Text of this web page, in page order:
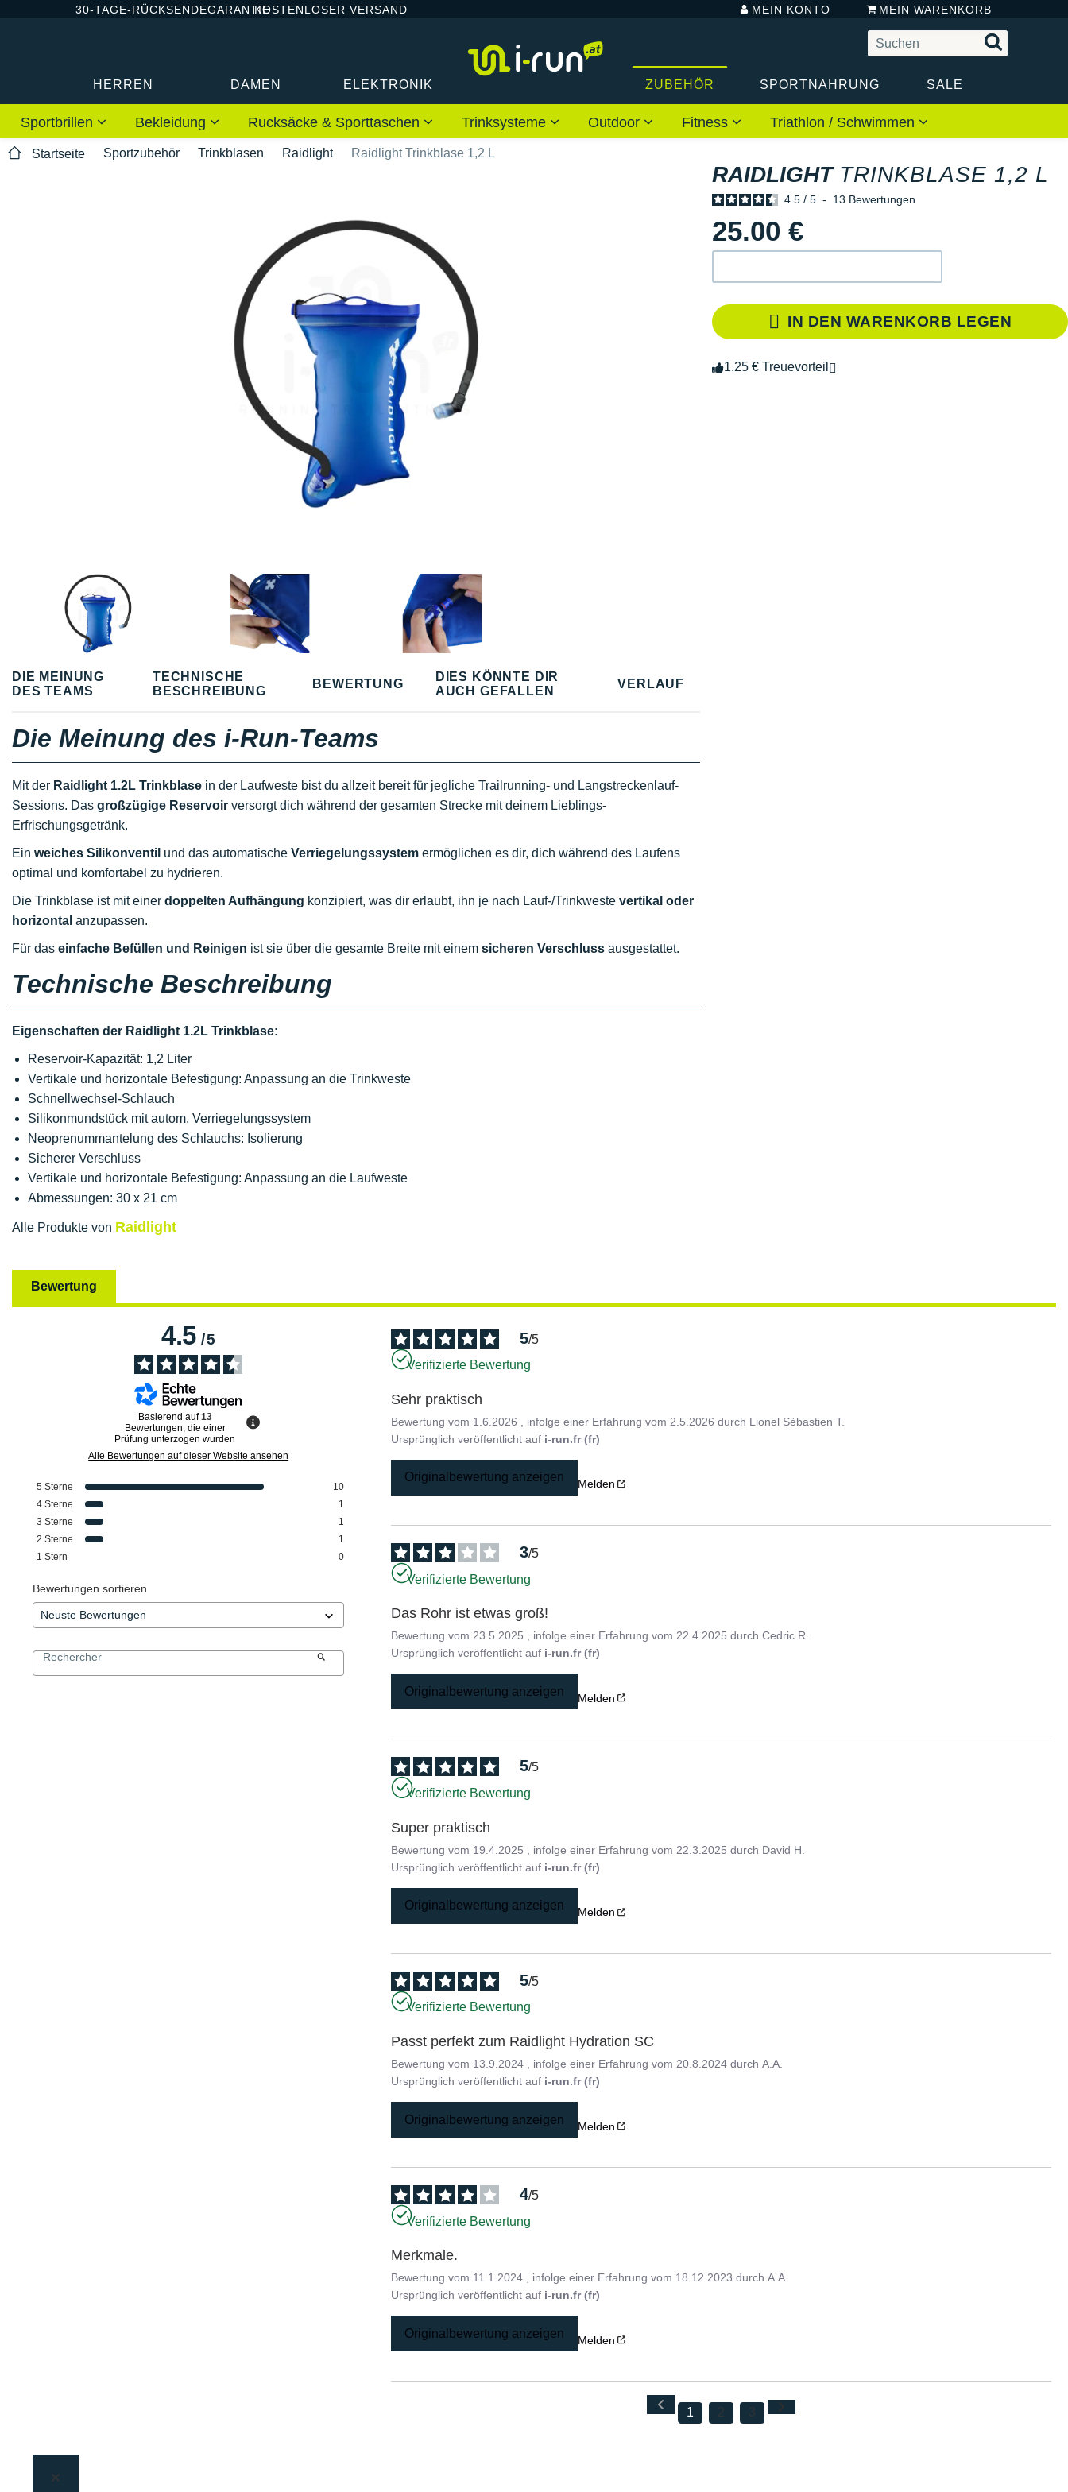
30-TAGE-RÜCKSENDEGARANTIEKOSTENLOSER VERSAND MEIN KONTO MEIN WARENKORB
HERREN DAMEN ELEKTRONIK ZUBEHÖR SPORTNAHRUNG SALE
Sportbrillen Bekleidung Rucksäcke & Sporttaschen Trinksysteme Outdoor Fitness Triathlon / Schwimmen
Startseite Sportzubehör Trinkblasen Raidlight Raidlight Trinkblase 1,2 L
RAIDLIGHT TRINKBLASE 1,2 L
4.5 / 5 - 13 Bewertungen
25.00 €
IN DEN WARENKORB LEGEN
1.25 € Treuevorteil
DIE MEINUNG
DES TEAMS
TECHNISCHE
BESCHREIBUNG
BEWERTUNG
DIES KÖNNTE DIR
AUCH GEFALLEN
VERLAUF
Die Meinung des i-Run-Teams
Mit der Raidlight 1.2L Trinkblase in der Laufweste bist du allzeit bereit für jegliche Trailrunning- und Langstreckenlauf-
Sessions. Das großzügige Reservoir versorgt dich während der gesamten Strecke mit deinem Lieblings-
Erfrischungsgetränk.
Ein weiches Silikonventil und das automatische Verriegelungssystem ermöglichen es dir, dich während des Laufens
optimal und komfortabel zu hydrieren.
Die Trinkblase ist mit einer doppelten Aufhängung konzipiert, was dir erlaubt, ihn je nach Lauf-/Trinkweste vertikal oder
horizontal anzupassen.
Für das einfache Befüllen und Reinigen ist sie über die gesamte Breite mit einem sicheren Verschluss ausgestattet.
Technische Beschreibung
Eigenschaften der Raidlight 1.2L Trinkblase:
Reservoir-Kapazität: 1,2 Liter
Vertikale und horizontale Befestigung: Anpassung an die Trinkweste
Schnellwechsel-Schlauch
Silikonmundstück mit autom. Verriegelungssystem
Neoprenummantelung des Schlauchs: Isolierung
Sicherer Verschluss
Vertikale und horizontale Befestigung: Anpassung an die Laufweste
Abmessungen: 30 x 21 cm
Alle Produkte von Raidlight
Bewertung
4.5/5
Basierend auf13
Bewertungen, die einer
Prüfung unterzogen wurden
Alle Bewertungen auf dieser Website ansehen
5 Sterne
10
4 Sterne
1
3 Sterne
1
2 Sterne
1
1 Stern 0
Bewertungen sortieren
5/5
Verifizierte Bewertung
Sehr praktisch
Bewertung vom 1.6.2026 , infolge einer Erfahrung vom 2.5.2026 durch Lionel Sèbastien T.
Ursprünglich veröffentlicht auf i-run.fr (fr)
Originalbewertung anzeigen Melden
3/5
Verifizierte Bewertung
Das Rohr ist etwas groß!
Bewertung vom 23.5.2025 , infolge einer Erfahrung vom 22.4.2025 durchCedric R.
Ursprünglich veröffentlicht auf i-run.fr (fr)
Originalbewertung anzeigen Melden
5/5
Verifizierte Bewertung
Super praktisch
Bewertung vom 19.4.2025 , infolge einer Erfahrung vom 22.3.2025 durch David H.
Ursprünglich veröffentlicht auf i-run.fr (fr)
Originalbewertung anzeigen Melden
5/5
Verifizierte Bewertung
Passt perfekt zum Raidlight Hydration SC
Bewertung vom 13.9.2024 , infolge einer Erfahrung vom 20.8.2024 durchA.A.
Ursprünglich veröffentlicht auf i-run.fr (fr)
Originalbewertung anzeigen Melden
4/5
Verifizierte Bewertung
Merkmale.
Bewertung vom 11.1.2024 , infolge einer Erfahrung vom 18.12.2023 durchA.A.
Ursprünglich veröffentlicht auf i-run.fr (fr)
Originalbewertung anzeigen Melden
1 2 3